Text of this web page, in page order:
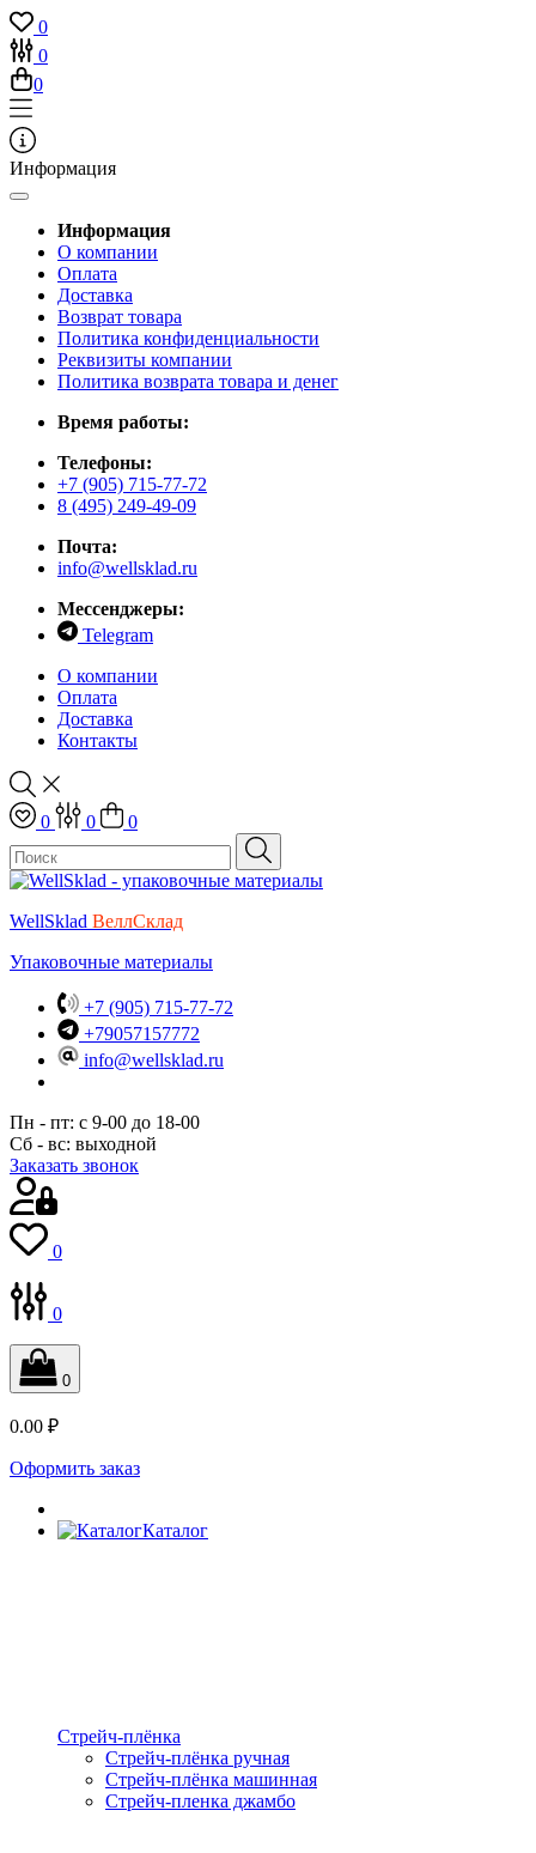
0
0
0
Информация
Информация
О компании
Оплата
Доставка
Возврат товара
Политика конфиденциальности
Реквизиты компании
Политика возврата товара и денег
Время работы:
Телефоны:
+7 (905) 715-77-72
8 (495) 249-49-09
Почта:
info@wellsklad.ru
Мессенджеры:
Telegram
О компании
Оплата
Доставка
Контакты
0 0 0
WellSklad ВеллСклад
Упаковочные материалы
+7 (905) 715-77-72
+79057157772
info@wellsklad.ru
Пн - пт: с 9-00 до 18-00
Сб - вс: выходной
Заказать звонок
0
0
0
0.00 ₽
Оформить заказ
Каталог
Стрейч-плёнка
Стрейч-плёнка ручная
Стрейч-плёнка машинная
Стрейч-пленка джамбо